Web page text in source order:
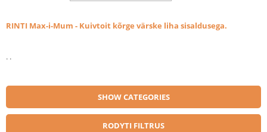
RINTI Max-i-Mum - Kuivtoit kõrge värske liha sisaldusega.
. .
SHOW CATEGORIES
RODYTI FILTRUS